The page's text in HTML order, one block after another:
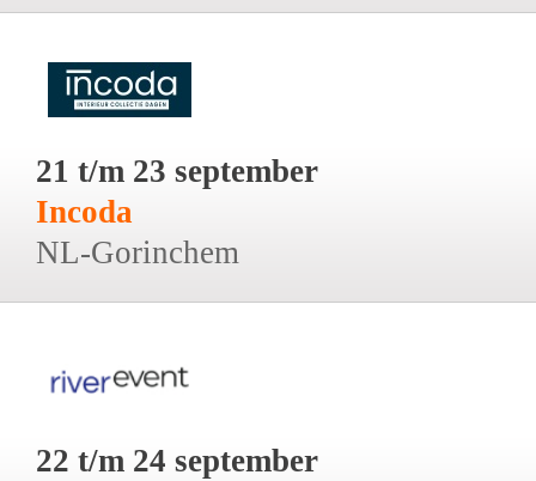
21 t/m 23 september
Incoda
NL-Gorinchem
22 t/m 24 september